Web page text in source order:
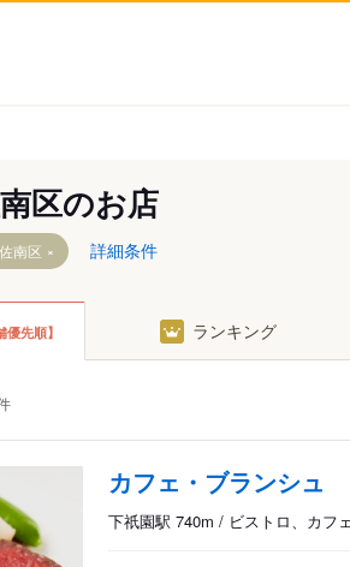
区のお店
南区 詳細条件
優先順】 ランキング
カフェ・ブランシュ
下祇園駅 740m / ビストロ、カフ